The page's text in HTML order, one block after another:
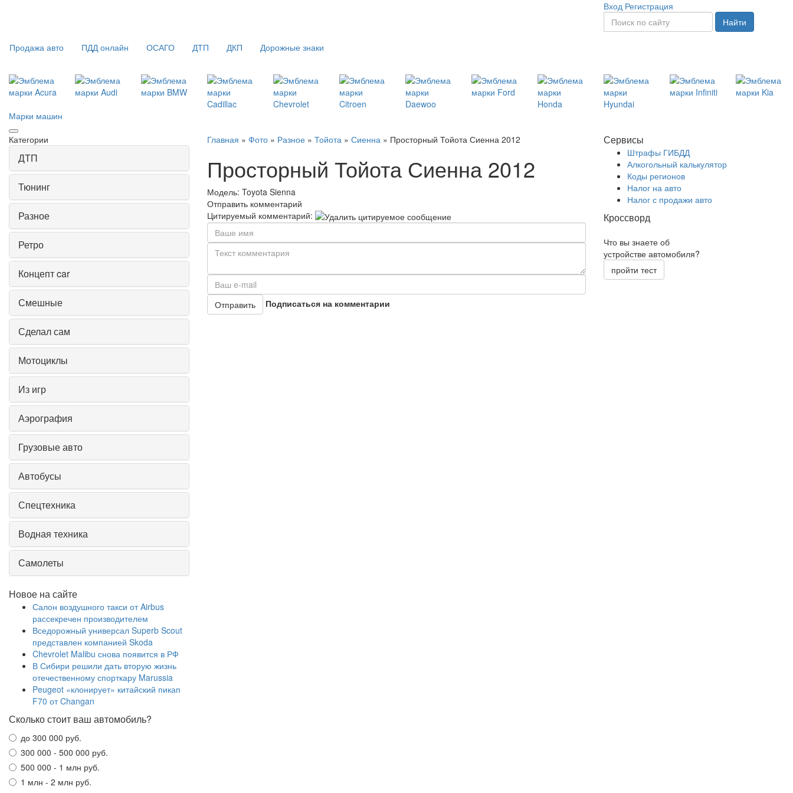
Вход Регистрация
Найти
Продажа авто ПДД онлайн ОСАГО ДТП ДКП Дорожные знаки
Марки машин
Главная » Фото » Разное » Тойота » Сиенна » Просторный Тойота Сиенна 2012
Просторный Тойота Сиенна 2012
Модель: Toyota Sienna
Отправить комментарий
Цитируемый комментарий:
Отправить Подписаться на комментарии
Категории
ДТП
Тюнинг
Разное
Ретро
Концепт car
Смешные
Сделал сам
Мотоциклы
Из игр
Аэрография
Грузовые авто
Автобусы
Спецтехника
Водная техника
Самолеты
Новое на сайте
Салон воздушного такси от Airbus
рассекречен производителем
Вседорожный универсал Superb Scout
представлен компанией Skoda
Chevrolet Malibu снова появится в РФ
В Сибири решили дать вторую жизнь
отечественному спорткару Marussia
Peugeot «клонирует» китайский пикап
F70 от Changan
Сколько стоит ваш автомобиль?
до 300 000 руб.
300 000 - 500 000 руб.
500 000 - 1 млн руб.
1 млн - 2 млн руб.
Сервисы
Штрафы ГИБДД
Алкогольный калькулятор
Коды регионов
Налог на авто
Налог с продажи авто
Кроссворд
Что вы знаете об
устройстве автомобиля?
пройти тест